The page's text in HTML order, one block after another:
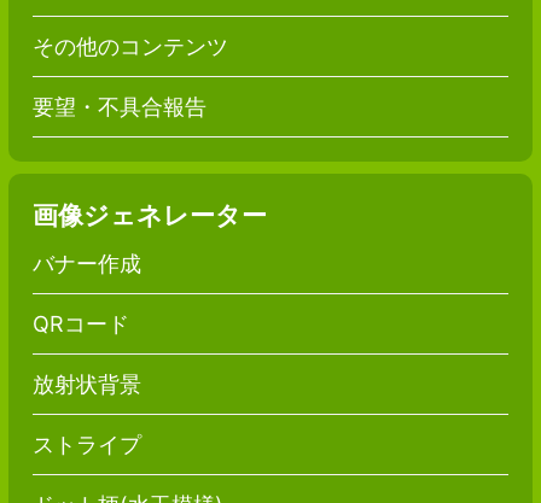
その他のコンテンツ
要望・不具合報告
画像ジェネレーター
バナー作成
QRコード
放射状背景
ストライプ